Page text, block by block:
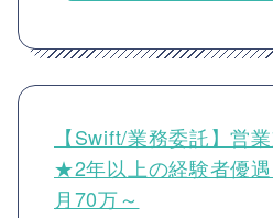
【Swift/業務委託】営
★2年以上の経験者優
月70万～